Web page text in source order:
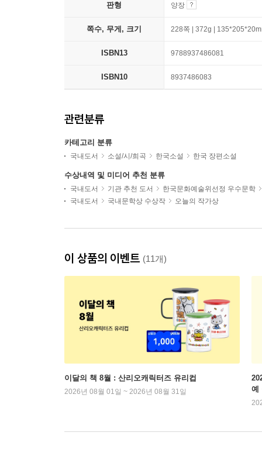
판형 양장
쪽수, 무게, 크기 228쪽 | 372g |
ISBN13 9788937486081
ISBN10 8937486083
관련분류
카테고리 분류
국내도서 소설/시/희곡 한국소설 한국 장편소설
수상내역 및 미디어 추천 분류
국내도서 기관 추천 도서
한국문화예술위선정 우수문학
국내도서
국내문학상 수상작 오늘의 작가상
이 상품의 이벤트 (11개)
이달의 책 8월 : 산리오캐릭터즈 유리컵
2026년 08월 01일 ~ 2026년 08월 31일
예